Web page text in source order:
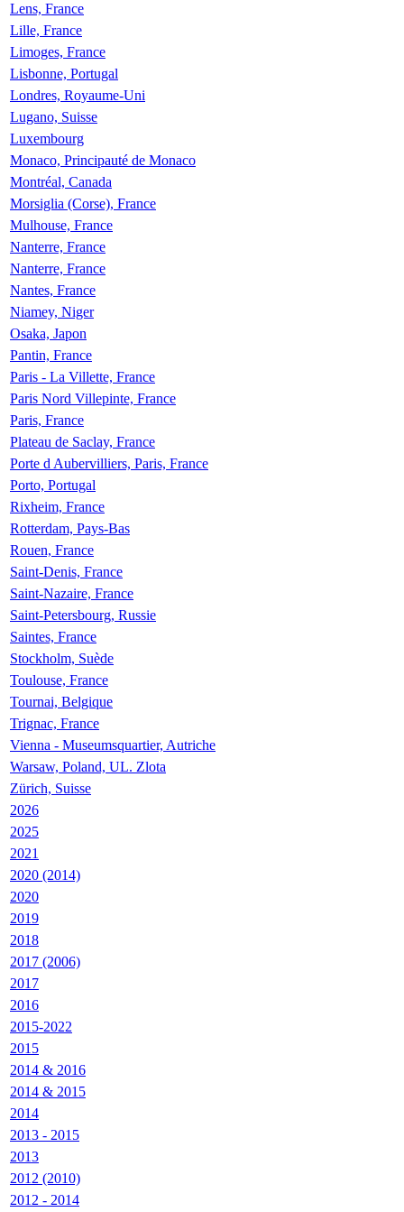
Lens, France
Lille, France
Limoges, France
Lisbonne, Portugal
Londres, Royaume-Uni
Lugano, Suisse
Luxembourg
Monaco, Principauté de Monaco
Montréal, Canada
Morsiglia (Corse), France
Mulhouse, France
Nanterre, France
Nanterre, France
Nantes, France
Niamey, Niger
Osaka, Japon
Pantin, France
Paris - La Villette, France
Paris Nord Villepinte, France
Paris, France
Plateau de Saclay, France
Porte d Aubervilliers, Paris, France
Porto, Portugal
Rixheim, France
Rotterdam, Pays-Bas
Rouen, France
Saint-Denis, France
Saint-Nazaire, France
Saint-Petersbourg, Russie
Saintes, France
Stockholm, Suède
Toulouse, France
Tournai, Belgique
Trignac, France
Vienna - Museumsquartier, Autriche
Warsaw, Poland, UL. Zlota
Zürich, Suisse
2026
2025
2021
2020 (2014)
2020
2019
2018
2017 (2006)
2017
2016
2015-2022
2015
2014 & 2016
2014 & 2015
2014
2013 - 2015
2013
2012 (2010)
2012 - 2014